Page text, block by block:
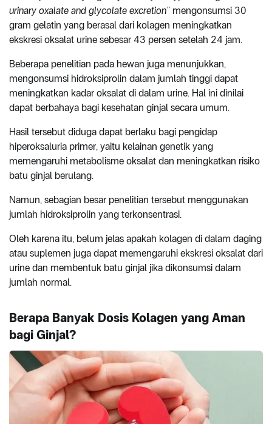
urinary oxalate and glycolate excretion” mengonsumsi 30
gram gelatin yang berasal dari kolagen meningkatkan
ekskresi oksalat urine sebesar 43 persen setelah 24 jam.
Beberapa penelitian pada hewan juga menunjukkan,
mengonsumsi hidroksiprolin dalam jumlah tinggi dapat
meningkatkan kadar oksalat di dalam urine. Hal ini dinilai
dapat berbahaya bagi kesehatan ginjal secara umum.
Hasil tersebut diduga dapat berlaku bagi pengidap
hiperoksaluria primer, yaitu kelainan genetik yang
memengaruhi metabolisme oksalat dan meningkatkan risiko
batu ginjal berulang.
Namun, sebagian besar penelitian tersebut menggunakan
jumlah hidroksiprolin yang terkonsentrasi.
Oleh karena itu, belum jelas apakah kolagen di dalam daging
atau suplemen juga dapat memengaruhi ekskresi oksalat dari
urine dan membentuk batu ginjal jika dikonsumsi dalam
jumlah normal.
Berapa Banyak Dosis Kolagen yang Aman
bagi Ginjal?